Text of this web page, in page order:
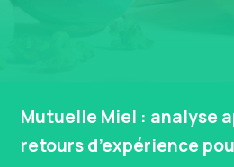
Mutuelle Miel : analyse
retours d’expérience